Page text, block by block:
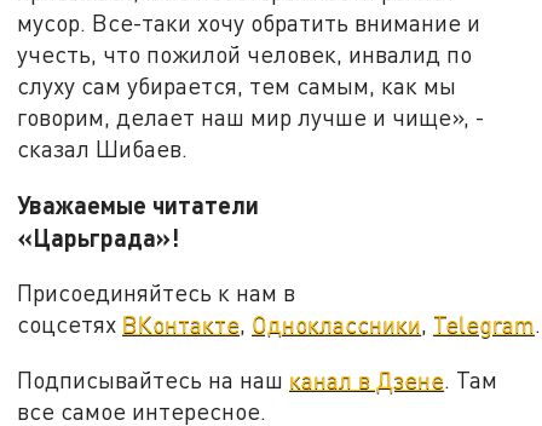
мусор. Все-таки хочу обратить внимание и
учесть, что пожилой человек, инвалид по
слуху сам убирается, тем самым, как мы
говорим, делает наш мир лучше и чище», -
сказал Шибаев.
Уважаемые читатели
«Царьграда»!
Присоединяйтесь к нам в
соцсетях ВКонтакте, Одноклассники, Telegram.
Подписывайтесь на наш канал в Дзене. Там
все самое интересное.